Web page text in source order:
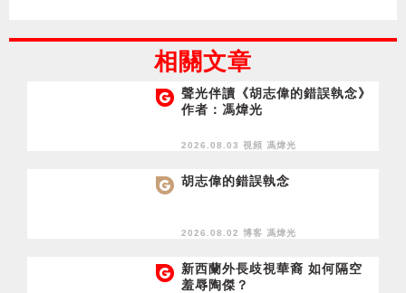
相關文章
聲光伴讀《胡志偉的錯誤執念》
作者：馮煒光
2026.08.03 視頻 馮煒光
胡志偉的錯誤執念
2026.08.02 博客 馮煒光
新西蘭外長歧視華裔 如何隔空
羞辱陶傑？